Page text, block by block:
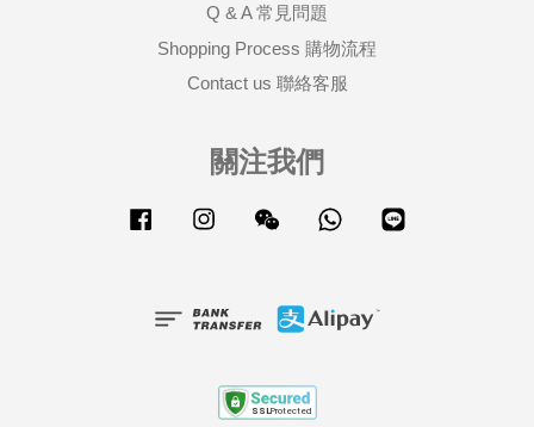
Q & A 常見問題
Shopping Process 購物流程
Contact us 聯絡客服
關注我們
Facebook Instagram Wechat Whatsapp